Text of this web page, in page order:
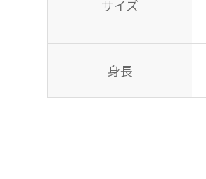
サイズ
身長